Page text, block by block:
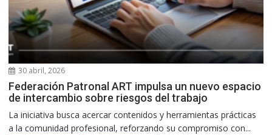
30 abril, 2026
Federación Patronal ART impulsa un nuevo espacio
de intercambio sobre riesgos del trabajo
La iniciativa busca acercar contenidos y herramientas prácticas
a la comunidad profesional, reforzando su compromiso con...